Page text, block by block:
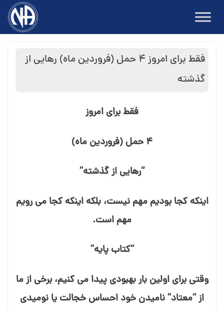
content
فقط برای امروز ۴ حمل (فروردین ماه) رهایی از
گذشته
فقط برای امروز
۴ حمل (فروردین ماه)
“رهایی از گذشته”
اینکه کجا بودیم مهم نیست، بلکه اینکه کجا می⁯ رویم
مهم است.
“کتاب پایه”
وقتی برای اولین بار بهبودی پیدا می⁯ کنیم، برخی از ما
از “معتاد” نامیدن خود احساس خجالت یا نومیدی